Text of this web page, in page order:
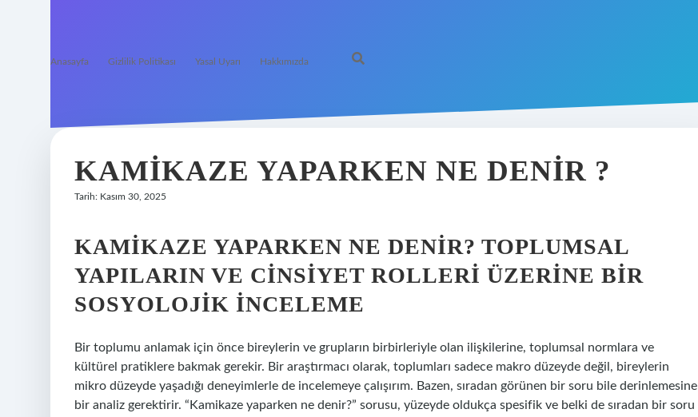
Anasayfa Gizlilik Politikası Yasal Uyarı Hakkımızda
KAMIKAZE YAPARKEN NE DENIR ?
Tarih: Kasım 30, 2025
KAMIKAZE YAPARKEN NE DENIR? TOPLUMSAL
YAPILARIN VE CINSIYET ROLLERI ÜZERINE BIR
SOSYOLOJIK İNCELEME
Bir toplumu anlamak için önce bireylerin ve grupların birbirleriyle olan ilişkilerine, toplumsal normlara ve
kültürel pratiklere bakmak gerekir. Bir araştırmacı olarak, toplumları sadece makro düzeyde değil, bireylerin
mikro düzeyde yaşadığı deneyimlerle de incelemeye çalışırım. Bazen, sıradan görünen bir soru bile derinlemesine
bir analiz gerektirir. “Kamikaze yaparken ne denir?” sorusu, yüzeyde oldukça spesifik ve belki de sıradan bir soru